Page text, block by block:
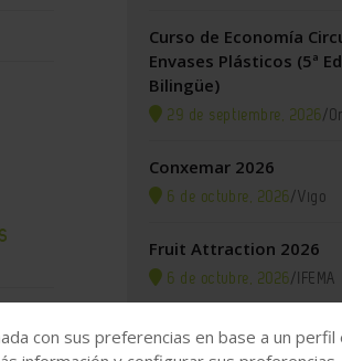
Curso de Economía
Envases Plásticos (5ª
Bilingüe)
29 de septiembre, 2026/
Conxemar 2026
6 de octubre, 2026/Vigo
Fruit Attraction 2026
6 de octubre, 2026/
con sus preferencias en base a un perfil